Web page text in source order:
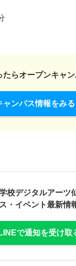
たらオープンキャン
ャンパス情報をみる
校デジタルアーツ
・ イベント最新情
LINEで通知を受け取